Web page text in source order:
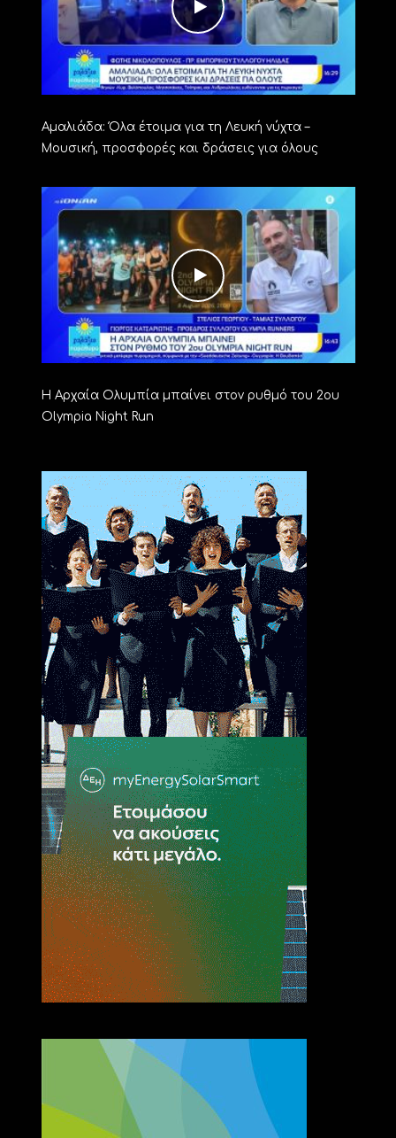
Αμαλιάδα: Όλα έτοιμα για τη Λευκή νύχτα –
Μουσική, προσφορές και δράσεις για όλους
Η Αρχαία Ολυμπία μπαίνει στον ρυθμό του 2ου
Olympia Night Run